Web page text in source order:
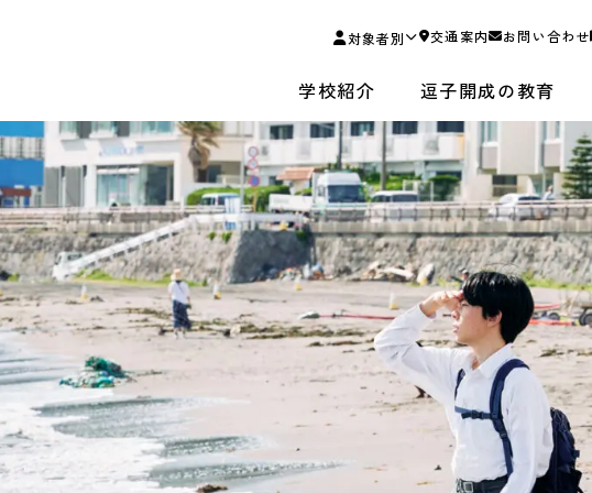
学校紹介 逗子開成の教育
対象者別 交通案内 お問い合わせ